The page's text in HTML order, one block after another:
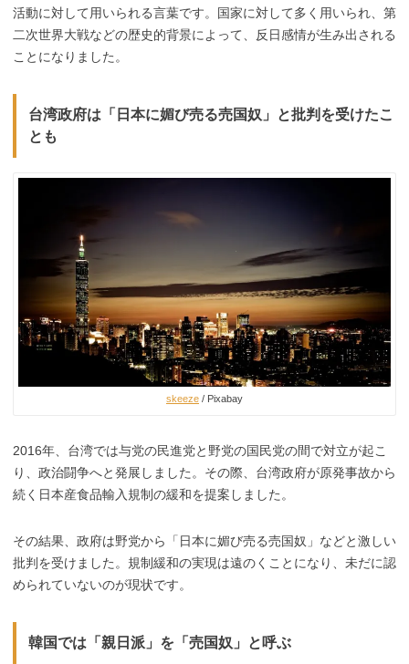
活動に対して用いられる言葉です。国家に対して多く用いられ、第
二次世界大戦などの歴史的背景によって、反日感情が生み出される
ことになりました。
台湾政府は「日本に媚び売る売国奴」と批判を受けたこ
とも
skeeze / Pixabay
2016年、台湾では与党の民進党と野党の国民党の間で対立が起こ
り、政治闘争へと発展しました。その際、台湾政府が原発事故から
続く日本産食品輸入規制の緩和を提案しました。
その結果、政府は野党から「日本に媚び売る売国奴」などと激しい
批判を受けました。規制緩和の実現は遠のくことになり、未だに認
められていないのが現状です。
韓国では「親日派」を「売国奴」と呼ぶ